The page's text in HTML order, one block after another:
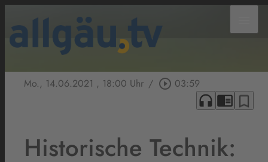
Mo., 14.06.2021 , 18:00 Uhr / play_circle_outline 03:59
headphones chrome_reader_mode bookmark_border
Historische Technik: